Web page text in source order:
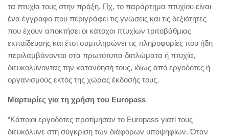
τα πτυχία τους στην πράξη. Πχ, το παράρτημα πτυχίου είναι
ένα έγγραφο που περιγράφει τις γνώσεις και τις δεξιότητες
που έχουν αποκτήσει οι κάτοχοι πτυχίων τριτοβάθμιας
εκπαίδευσης και έτσι συμπληρώνει τις πληροφορίες που ήδη
περιλαμβάνονται στα πρωτότυπα διπλώματα ή πτυχία,
διευκολύνοντας την κατανόησή τους, ιδίως από εργοδότες ή
οργανισμούς εκτός της χώρας έκδοσής τους.
Μαρτυρίες για τη χρήση του Europass
“Κάποιοι εργοδότες προτίμησαν το Europass γιατί τους
διευκόλυνε στη σύγκριση των διάφορων υποψηφίων. Όταν